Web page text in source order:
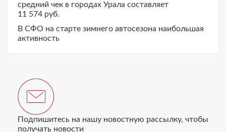
средний чек в городах Урала составляет
11 574 руб.
В СФО на старте зимнего автосезона наибольшая
активность
Подпишитесь на нашу новостную рассылку, чтобы
получать новости